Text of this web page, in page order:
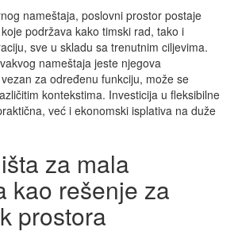
nameštaja, poslovni prostor postaje
podržava kako timski rad, tako i
sve u skladu sa trenutnim ciljevima.
nameštaja jeste njegova
za određenu funkciju, može se
kontekstima. Investicija u fleksibilne
već i ekonomski isplativa na duže
za mala
kao rešenje za
prostora